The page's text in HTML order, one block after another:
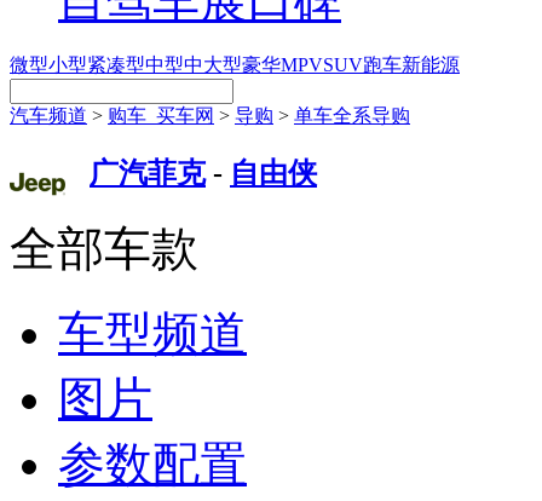
微型小型紧凑型中型中大型豪华MPVSUV跑车新能源
汽车频道 > 购车_买车网 > 导购 > 单车全系导购
广汽菲克- 自由侠
全部车款
车型频道
图片
参数配置